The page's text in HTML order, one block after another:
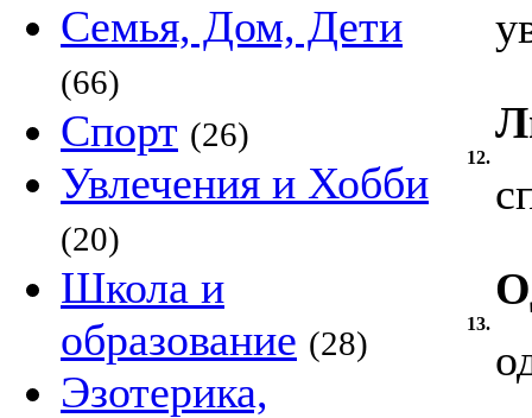
Семья, Дом, Дети
(66)
Спорт (26)
Увлечения и Хобби
(20)
Школа и
образование (28)
Эзотерика,
12.
13.